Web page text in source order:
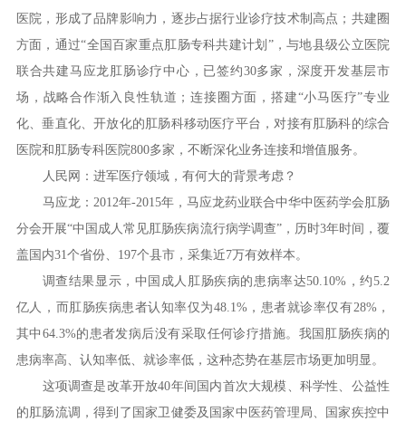
医院，形成了品牌影响力，逐步占据行业诊疗技术制高点；共建圈
方面，通过“全国百家重点肛肠专科共建计划”，与地县级公立医院
联合共建马应龙肛肠诊疗中心，已签约30多家，深度开发基层市
场，战略合作渐入良性轨道；连接圈方面，搭建“小马医疗”专业
化、垂直化、开放化的肛肠科移动医疗平台，对接有肛肠科的综合
医院和肛肠专科医院800多家，不断深化业务连接和增值服务。
人民网：进军医疗领域，有何大的背景考虑？
马应龙：2012年-2015年，马应龙药业联合中华中医药学会肛肠
分会开展“中国成人常见肛肠疾病流行病学调查”，历时3年时间，覆
盖国内31个省份、197个县市，采集近7万有效样本。
调查结果显示，中国成人肛肠疾病的患病率达50.10%，约5.2
亿人，而肛肠疾病患者认知率仅为48.1%，患者就诊率仅有28%，
其中64.3%的患者发病后没有采取任何诊疗措施。我国肛肠疾病的
患病率高、认知率低、就诊率低，这种态势在基层市场更加明显。
这项调查是改革开放40年间国内首次大规模、科学性、公益性
的肛肠流调，得到了国家卫健委及国家中医药管理局、国家疾控中